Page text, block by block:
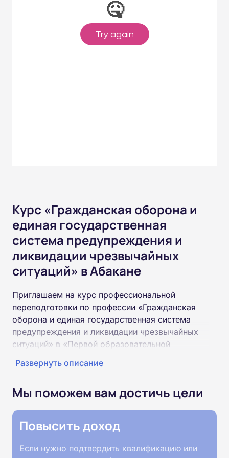
Курс «Гражданская оборона и
единая государственная
система предупреждения и
ликвидации чрезвычайных
ситуаций» в Абакане
Приглашаем на курс профессиональной
переподготовки по профессии «Гражданская
оборона и единая государственная система
предупреждения и ликвидации чрезвычайных
ситуаций» в «Первой образовательной
специальность «Гражданская оборона и единая
ликвидации чрезвычайных ситуаций»
Пройти обучение и получить диплом можно на
образования (ВУЗ, колледж, техникум).
Развернуть описание
Мы поможем вам достичь цели
Повысить доход
Если нужно подтвердить квалификацию или